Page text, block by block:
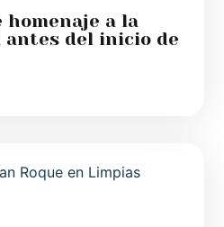
homenaje a la
antes del inicio de